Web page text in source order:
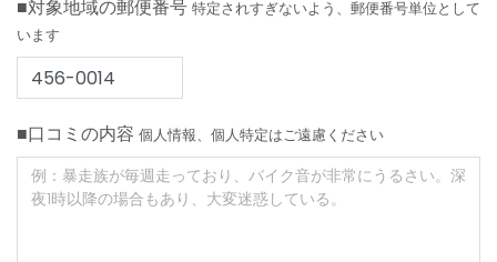
■対象地域の郵便番号 特定されすぎないよう、郵便番号単位として
います
■口コミの内容 個人情報、個人特定はご遠慮ください